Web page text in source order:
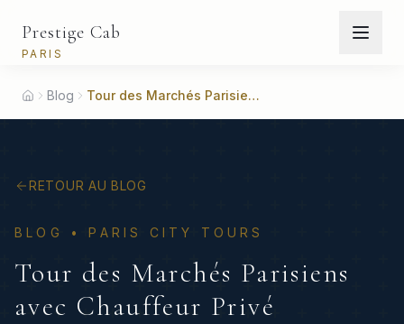
Prestige Cab
PARIS
Accueil
Blog Tour des Marchés Parisiens avec Chauffeur Privé
RETOUR AU BLOG
BLOG •PARIS CITY TOURS
Tour des Marchés Parisiens
avec Chauffeur Privé